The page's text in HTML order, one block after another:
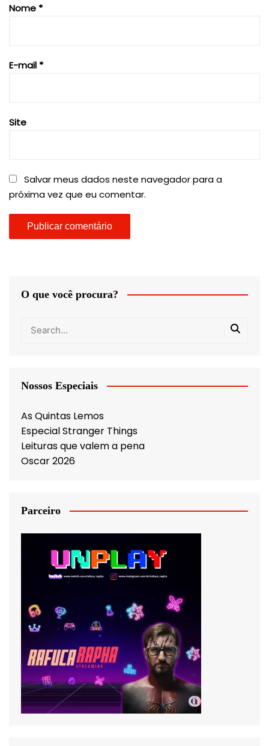
Nome *
E-mail *
Site
Salvar meus dados neste navegador para a
próxima vez que eu comentar.
O que você procura?
Nossos Especiais
As Quintas Lemos
Especial Stranger Things
Leituras que valem a pena
Oscar 2026
Parceiro